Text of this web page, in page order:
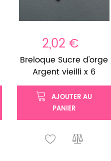
2,02 €
Breloque Sucre d'orge
Argent vieilli x 6
AJOUTER AU
PANIER